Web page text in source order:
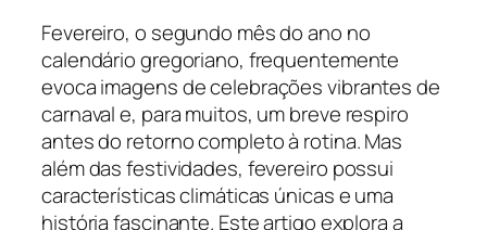
Fevereiro, o segundo mês do ano no
calendário gregoriano, frequentemente
evoca imagens de celebrações vibrantes de
carnaval e, para muitos, um breve respiro
antes do retorno completo à rotina. Mas
além das festividades, fevereiro possui
características climáticas únicas e uma
história fascinante. Este artigo explora a